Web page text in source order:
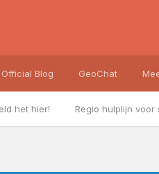
het hier! Regio hulplijn voor
Blog GeoChat